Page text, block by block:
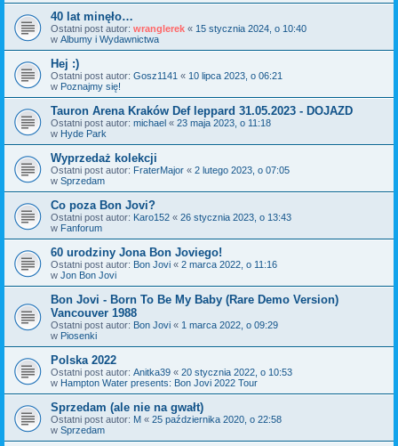
40 lat minęło…
Ostatni post autor: wranglerek « 15 stycznia 2024, o 10:40
w Albumy i Wydawnictwa
Hej :)
Ostatni post autor: Gosz1141 « 10 lipca 2023, o 06:21
w Poznajmy się!
Tauron Arena Kraków Def leppard 31.05.2023 - DOJAZD
Ostatni post autor: michael « 23 maja 2023, o 11:18
w Hyde Park
Wyprzedaż kolekcji
Ostatni post autor: FraterMajor « 2 lutego 2023, o 07:05
w Sprzedam
Co poza Bon Jovi?
Ostatni post autor: Karo152 « 26 stycznia 2023, o 13:43
w Fanforum
60 urodziny Jona Bon Joviego!
Ostatni post autor: Bon Jovi « 2 marca 2022, o 11:16
w Jon Bon Jovi
Bon Jovi - Born To Be My Baby (Rare Demo Version)
Vancouver 1988
Ostatni post autor: Bon Jovi « 1 marca 2022, o 09:29
w Piosenki
Polska 2022
Ostatni post autor: Anitka39 « 20 stycznia 2022, o 10:53
w Hampton Water presents: Bon Jovi 2022 Tour
Sprzedam (ale nie na gwałt)
Ostatni post autor: M « 25 października 2020, o 22:58
w Sprzedam